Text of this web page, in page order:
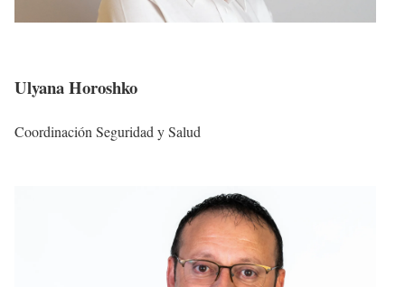
Ulyana Horoshko
Coordinación Seguridad y Salud